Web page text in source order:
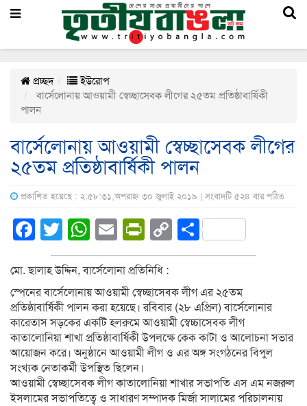
প্রচ্ছদ
ইউরোপ
বার্সেলোনায় আওয়ামী স্বেচ্ছাসেবক লীগের ২৫তম প্রতিষ্ঠাবার্ষিকী
পালন
বার্সেলোনায় আওয়ামী স্বেচ্ছাসেবক লীগের
২৫তম প্রতিষ্ঠাবার্ষিকী পালন
প্রকাশিত হয়েছে : ২:৫৮:৩১,অপরাহ্ন ৩০ জুলাই ২০১৯ | সংবাদটি ৫২৪ বার পঠিত
Facebook
Twitter
WhatsApp
EmailPrintFriendly
Copy
Link
Share
মো. ছালাহ উদ্দিন, বার্সেলোনা প্রতিনিধি :
স্পেনের বার্সেলোনায় আওয়ামী স্বেচ্ছাসেবক লীগ এর ২৫তম
প্রতিষ্ঠাবার্ষিকী পালন করা হয়েছে। রবিবার (২৮ এপ্রিল) বার্সেলোনার
কারেতাস সড়কের একটি হলরুমে আওয়ামী স্বেচ্চাসেবক লীগ
কাতালোনিয়া শাখা প্রতিষ্ঠাবার্ষিকী উপলক্ষে কেক কাটা ও আলোচনা সভার
আয়োজন করে। অনুষ্ঠানে আওয়ামী লীগ ও এর অঙ্গ সংগঠনের বিপুল
সংখ্যক নেতাকর্মী উপস্থিত ছিলেন।
আওয়ামী স্বেচ্ছাসেবক লীগ কাতালোনিয়া শাখার সভাপতি এস এম নজরুল
ইসলামের সভাপতিত্বে ও সাধারণ সম্পাদক মির্জা সালামের পরিচালনায়